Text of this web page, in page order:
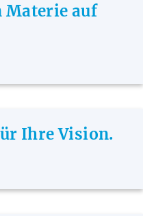
auf
Ihre Vision.